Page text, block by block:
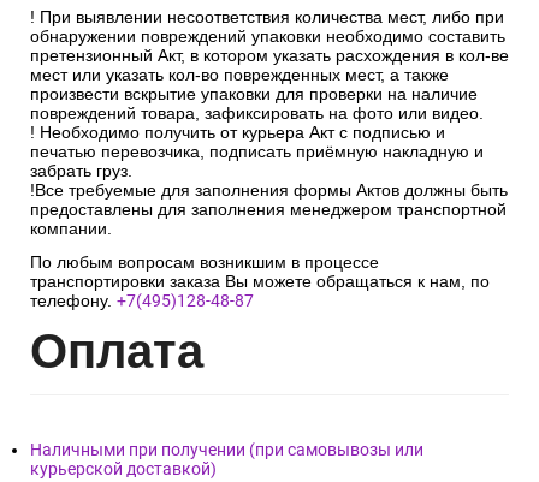
! При выявлении несоответствия количества мест, либо при
обнаружении повреждений упаковки необходимо составить
претензионный Акт, в котором указать расхождения в кол-ве
мест или указать кол-во поврежденных мест, а также
произвести вскрытие упаковки для проверки на наличие
повреждений товара, зафиксировать на фото или видео.
! Необходимо получить от курьера Акт с подписью и
печатью перевозчика, подписать приёмную накладную и
забрать груз.
!Все требуемые для заполнения формы Актов должны быть
предоставлены для заполнения менеджером транспортной
компании.
По любым вопросам возникшим в процессе
транспортировки заказа Вы можете обращаться к нам, по
телефону. +7(495)128-48-87
Оплата
Наличными при получении (при самовывозы или
курьерской доставкой)